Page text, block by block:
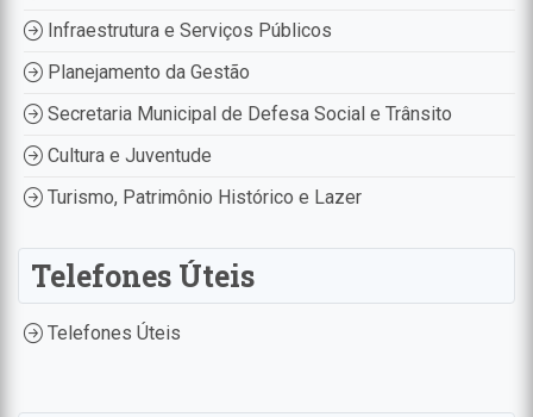
Infraestrutura e Serviços Públicos
Planejamento da Gestão
Secretaria Municipal de Defesa Social e Trânsito
Cultura e Juventude
Turismo, Patrimônio Histórico e Lazer
Telefones Úteis
Telefones Úteis